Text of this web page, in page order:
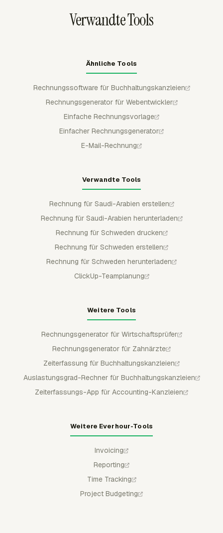
Verwandte Tools
Ähnliche Tools
Rechnungssoftware für Buchhaltungskanzleien
Rechnungsgenerator für Webentwickler
Einfache Rechnungsvorlage
Einfacher Rechnungsgenerator
E-Mail-Rechnung
Verwandte Tools
Rechnung für Saudi-Arabien erstellen
Rechnung für Saudi-Arabien herunterladen
Rechnung für Schweden drucken
Rechnung für Schweden erstellen
Rechnung für Schweden herunterladen
ClickUp-Teamplanung
Weitere Tools
Rechnungsgenerator für Wirtschaftsprüfer
Rechnungsgenerator für Zahnärzte
Zeiterfassung für Buchhaltungskanzleien
Auslastungsgrad-Rechner für Buchhaltungskanzleien
Zeiterfassungs-App für Accounting-Kanzleien
Weitere Everhour-Tools
Invoicing
Reporting
Time Tracking
Project Budgeting